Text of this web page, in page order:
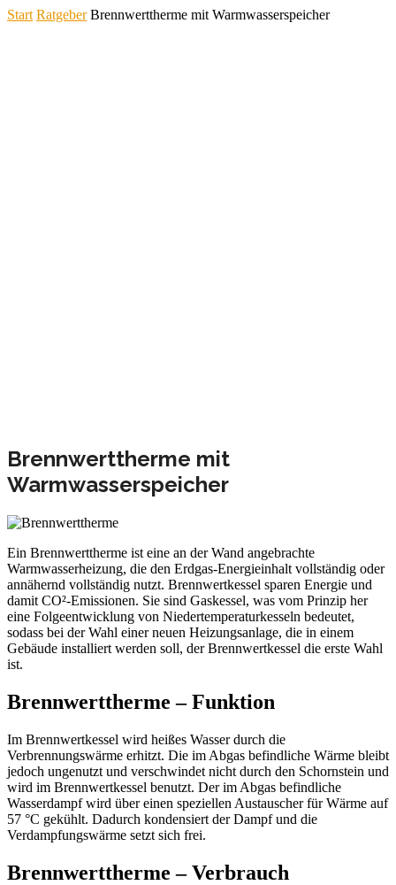
Start Ratgeber Brennwerttherme mit Warmwasserspeicher
Brennwerttherme mit
Warmwasserspeicher
Ein Brennwerttherme ist eine an der Wand angebrachte
Warmwasserheizung, die den Erdgas-Energieinhalt vollständig oder
annähernd vollständig nutzt. Brennwertkessel sparen Energie und
damit CO²-Emissionen. Sie sind Gaskessel, was vom Prinzip her
eine Folgeentwicklung von Niedertemperaturkesseln bedeutet,
sodass bei der Wahl einer neuen Heizungsanlage, die in einem
Gebäude installiert werden soll, der Brennwertkessel die erste Wahl
ist.
Brennwerttherme – Funktion
Im Brennwertkessel wird heißes Wasser durch die
Verbrennungswärme erhitzt. Die im Abgas befindliche Wärme bleibt
jedoch ungenutzt und verschwindet nicht durch den Schornstein und
wird im Brennwertkessel benutzt. Der im Abgas befindliche
Wasserdampf wird über einen speziellen Austauscher für Wärme auf
57 °C gekühlt. Dadurch kondensiert der Dampf und die
Verdampfungswärme setzt sich frei.
Brennwerttherme – Verbrauch